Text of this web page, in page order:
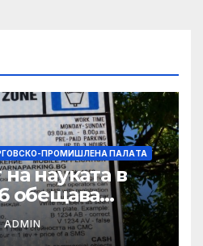
ПРОМИШЛЕНА ПАЛAТА
науката в
обещава
иновации
ADMIN